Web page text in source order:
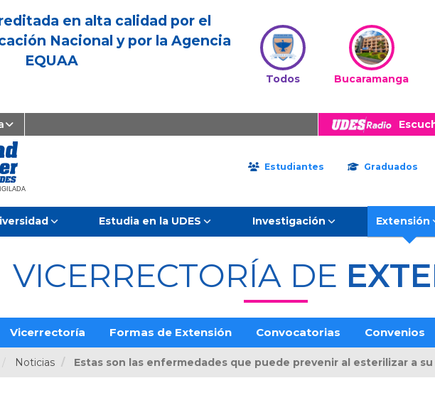
en alta calidad por el
Nacional y por la Agencia
EQUAA
Todos Bucaramanga
Estudiantes Graduados
Estudia en la UDES Investigación Extensión
VICERRECTORÍA DE
Vicerrectoría Formas de Extensión Convocatorias Convenios
Noticias Estas son las enfermedades que puede prevenir al esterilizar a